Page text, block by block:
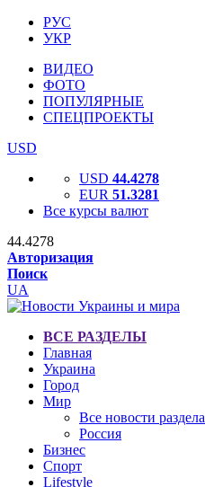
РУС
УКР
ВИДЕО
ФОТО
ПОПУЛЯРНЫЕ
СПЕЦПРОЕКТЫ
USD
USD 44.4278
EUR 51.3281
Все курсы валют
44.4278
Авторизация
Поиск
UA
ВСЕ РАЗДЕЛЫ
Главная
Украина
Город
Мир
Все новости раздела
Россия
Бизнес
Спорт
Lifestyle